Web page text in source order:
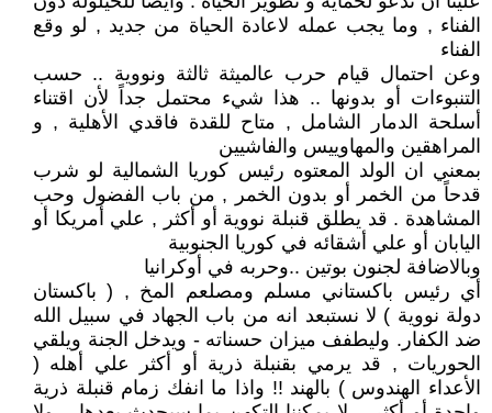
الفناء , وما يجب عمله لاعادة الحياة من جديد , لو وقع
الفناء
وعن احتمال قيام حرب عالميثة ثالثة ونووية .. حسب
التنبوءات أو بدونها .. هذا شيء محتمل جداً لأن اقتناء
أسلحة الدمار الشامل , متاح للقدة فاقدي الأهلية , و
المراهقين والمهاوييس والفاشيين
بمعني ان الولد المعتوه رئيس كوريا الشمالية لو شرب
قدحاً من الخمر أو بدون الخمر , من باب الفضول وحب
المشاهدة . قد يطلق قنبلة نووية أو أكثر , علي أمريكا أو
اليابان أو علي أشقائه في كوريا الجنوبية
وبالاضافة لجنون بوتين ..وحربه في أوكرانيا
أي رئيس باكستاني مسلم ومصلعم المخ , ( باكستان
دولة نووية ) لا نستبعد انه من باب الجهاد في سبيل الله
ضد الكفار. وليطفف ميزان حسناته - ويدخل الجنة ويلقي
الحوريات , قد يرمي بقنبلة ذرية أو أكثر علي أهله (
الأعداء الهندوس ) بالهند !! واذا ما انفك زمام قنبلة ذرية